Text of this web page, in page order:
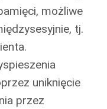
możliwe
tj.
uniknięcie
przez